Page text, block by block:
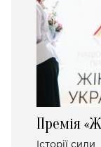
Премія
Історії